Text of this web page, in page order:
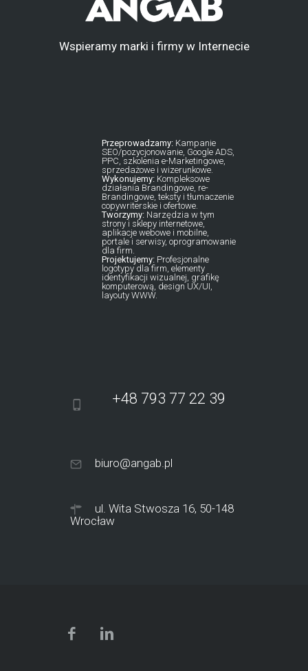
Wspieramy marki i firmy w Internecie
Przeprowadzamy: Kampanie
SEO/pozycjonowanie, Google ADS,
PPC, szkolenia e-Marketingowe,
sprzedażowe i wizerunkowe.
Wykonujemy: Kompleksowe
działania Brandingowe, re-
Brandingowe, teksty i tłumaczenie
copywriterskie i ofertowe.
Tworzymy: Narzędzia w tym
strony i sklepy internetowe,
aplikacje webowe i mobilne,
portale i serwisy, oprogramowanie
dla firm.
Projektujemy: Profesjonalne
logotypy dla firm, elementy
identyfikacji wizualnej, grafikę
komputerową, design UX/UI,
layouty WWW.
+48 793 77 22 39
biuro@angab.pl
ul. Wita Stwosza 16, 50-148
Wrocław